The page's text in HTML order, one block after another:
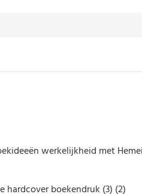
werkelijkheid met